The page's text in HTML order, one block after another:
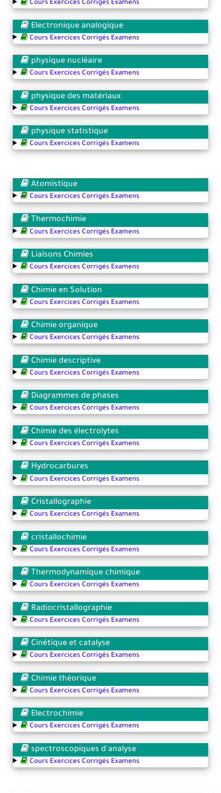
Cours Exercices Corrigés Examens
Electronique analogique
Cours Exercices Corrigés Examens
physique nucléaire
Cours Exercices Corrigés Examens
physique des matériaux
Cours Exercices Corrigés Examens
physique statistique
Cours Exercices Corrigés Examens
Atomistique
Cours Exercices Corrigés Examens
Thermochimie
Cours Exercices Corrigés Examens
Liaisons Chimies
Cours Exercices Corrigés Examens
Chimie en Solution
Cours Exercices Corrigés Examens
Chimie organique
Cours Exercices Corrigés Examens
Chimie descriptive
Cours Exercices Corrigés Examens
Diagrammes de phases
Cours Exercices Corrigés Examens
Chimie des électrolytes
Cours Exercices Corrigés Examens
Hydrocarbures
Cours Exercices Corrigés Examens
Cristallographie
Cours Exercices Corrigés Examens
cristallochimie
Cours Exercices Corrigés Examens
Thermodynamique chimique
Cours Exercices Corrigés Examens
Radiocristallographie
Cours Exercices Corrigés Examens
Cinétique et catalyse
Cours Exercices Corrigés Examens
Chimie théorique
Cours Exercices Corrigés Examens
Electrochimie
Cours Exercices Corrigés Examens
spectroscopiques d'analyse
Cours Exercices Corrigés Examens